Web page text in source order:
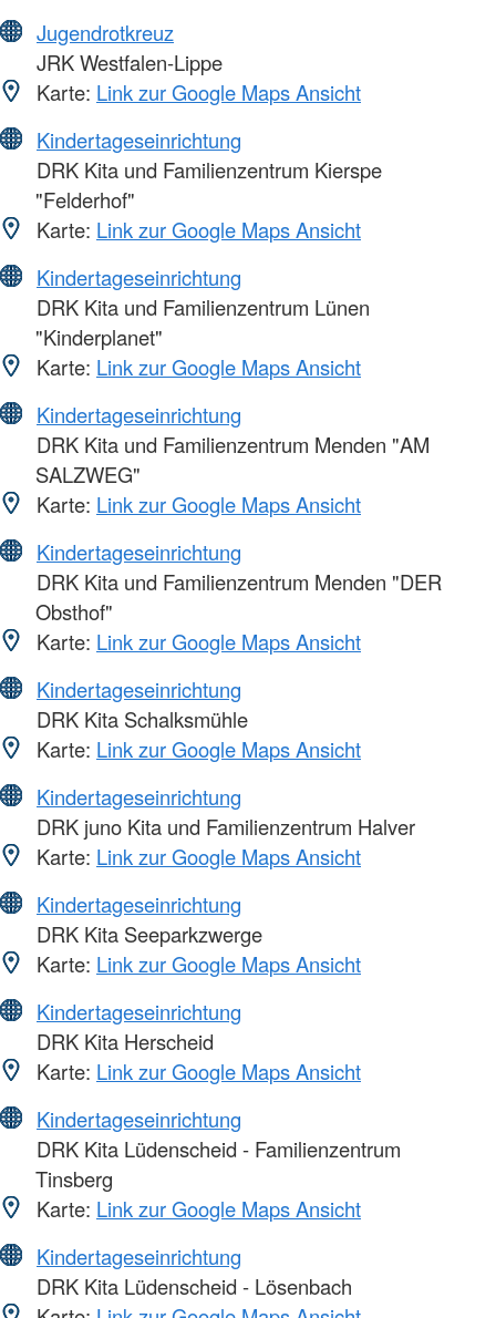
Jugendrotkreuz
JRK Westfalen-Lippe
Karte: Link zur Google Maps Ansicht
Kindertageseinrichtung
DRK Kita und Familienzentrum Kierspe
"Felderhof"
Karte: Link zur Google Maps Ansicht
Kindertageseinrichtung
DRK Kita und Familienzentrum Lünen
"Kinderplanet"
Karte: Link zur Google Maps Ansicht
Kindertageseinrichtung
DRK Kita und Familienzentrum Menden "AM
SALZWEG"
Karte: Link zur Google Maps Ansicht
Kindertageseinrichtung
DRK Kita und Familienzentrum Menden "DER
Obsthof"
Karte: Link zur Google Maps Ansicht
Kindertageseinrichtung
DRK Kita Schalksmühle
Karte: Link zur Google Maps Ansicht
Kindertageseinrichtung
DRK juno Kita und Familienzentrum Halver
Karte: Link zur Google Maps Ansicht
Kindertageseinrichtung
DRK Kita Seeparkzwerge
Karte: Link zur Google Maps Ansicht
Kindertageseinrichtung
DRK Kita Herscheid
Karte: Link zur Google Maps Ansicht
Kindertageseinrichtung
DRK Kita Lüdenscheid - Familienzentrum
Tinsberg
Karte: Link zur Google Maps Ansicht
Kindertageseinrichtung
DRK Kita Lüdenscheid - Lösenbach